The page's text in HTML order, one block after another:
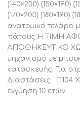
(140×200) (150×190)
(170×200) (180×190)
ανατομικό τελάρο
πάτους Η ΤΙΜΗ
ΑΠΟΘΗΚΕΥΤΙΚΟ
μηχανισμό με
κατασκευής. Για
Διαστάσεις : Π104
εγγύηση 10 ετών.